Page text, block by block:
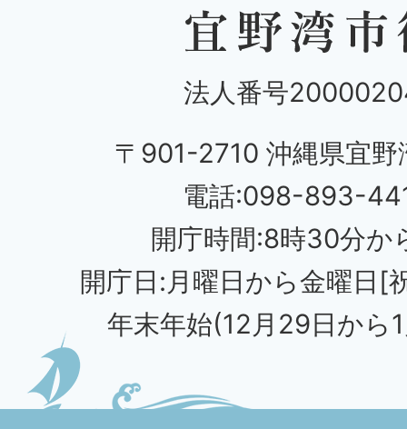
法人番号
〒901-2710 沖縄県宜野
電話:098-893-
開庁時間:8時30分か
開庁日:月曜日から金曜日[
年末年始(12月29日から